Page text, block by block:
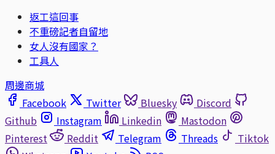
返工這回事
不重磅記者自留地
女人沒有國家？
工具人
周邊商城
Facebook
Twitter Bluesky
Discord
Github
Instagram Linkedin
Mastodon
Pinterest
Reddit Telegram Threads
Tiktok